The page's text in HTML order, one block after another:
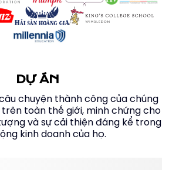
DỰ ÁN
chuyện thành công của chúng
toàn thế giới, minh chứng cho
và sự cải thiện đáng kể trong
kinh doanh của họ.